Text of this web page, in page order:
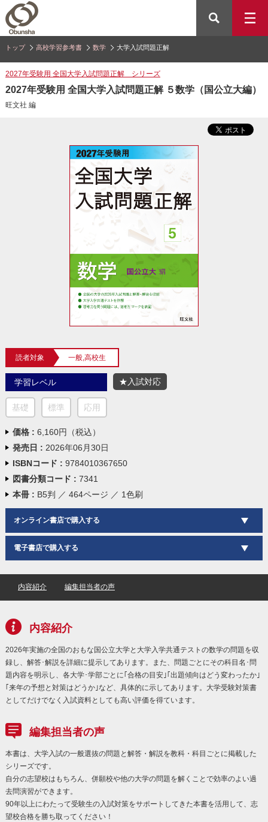
トップ 高校学習参考書 数学 大学入試問題正解
2027年受験用 全国大学入試問題正解 シリーズ
2027年受験用 全国大学入試問題正解 ５数学（国公立大編）
旺文社 編
読者対象 一般,高校生
学習レベル
基礎 標準 応用
★入試対応
価格 : 6,160円（税込）
発売日 : 2026年06月30日
ISBNコード : 9784010367650
図書分類コード : 7341
本冊 : B5判 ／ 464ページ ／ 1色刷
オンライン書店で購入する
電子書店で購入する
内容紹介 編集担当者の声
内容紹介
2026年実施の全国のおもな国公立大学と大学入学共通テストの数学の問題を収
録し、解答･解説を詳細に提示してあります。また、問題ごとにその科目名･問
題内容を明示し、各大学･学部ごとに｢合格の目安｣｢出題傾向はどう変わったか｣
｢来年の予想と対策はどうか｣など、具体的に示してあります。大学受験対策書
としてだけでなく入試資料としても高い評価を得ています。
編集担当者の声
本書は、大学入試の一般選抜の問題と解答・解説を教科・科目ごとに掲載した
シリーズです。
自分の志望校はもちろん、併願校や他の大学の問題を解くことで効率のよい過
去問演習ができます。
90年以上にわたって受験生の入試対策をサポートしてきた本書を活用して、志
望校合格を勝ち取ってください！